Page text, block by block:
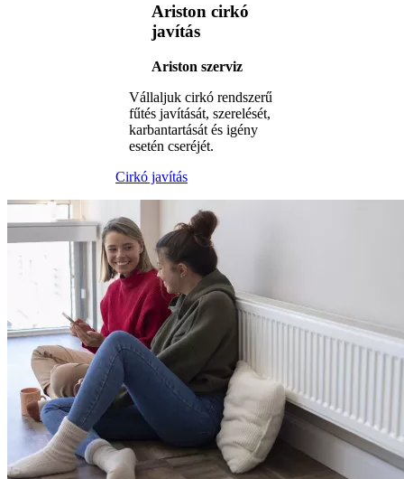
Ariston cirkó
javítás
Ariston szerviz
Vállaljuk cirkó rendszerű
fűtés javítását, szerelését,
karbantartását és igény
esetén cseréjét.
Cirkó javítás